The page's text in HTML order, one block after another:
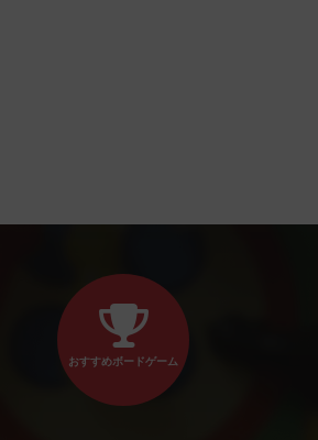
おすすめボードゲーム